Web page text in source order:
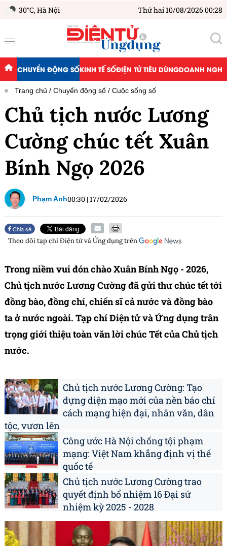
30°C,Hà Nội Thứ hai 10/08/2026 00:28
CHUYỂN ĐỘNG SỐKINH TẾ SỐĐIỆN TỬ TIÊU DÙNGDOANH
Trang chủ Chuyển động số Cuộc sống số
Chủ tịch nước Lương
Cường chúc tết Xuân
Bính Ngọ 2026
Phạm Anh00:30 |17/02/2026
Chia sẻ
Theo dõi tạp chíĐiện tử và Ứng dụngtrên
Trong niềm vui đón chào Xuân Bính Ngọ - 2026,
Chủ tịch nước Lương Cường đã gửi thư chúc tết tới
đồng bào, đồng chí, chiến sĩ cả nước và đồng bào
ta ở nước ngoài. Tạp chí Điện tử và Ứng dụng trân
trọng giới thiệu toàn văn lời chúc Tết của Chủ tịch
nước.
Chủ tịch nước Lương Cường: Tạo
dựng diện mạo mới của nền báo chí
cách mạng hiện đại, nhân văn, dân
tộc, vươn lên
Công ước Hà Nội chống tội phạm
mạng: Việt Nam khẳng định vị thế
quốc tế
Chủ tịch nước Lương Cường trao
quyết định bổ nhiệm 16 Đại sứ
nhiệm kỳ 2025 - 2028